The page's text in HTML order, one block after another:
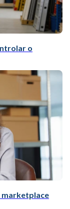
o
marketplace